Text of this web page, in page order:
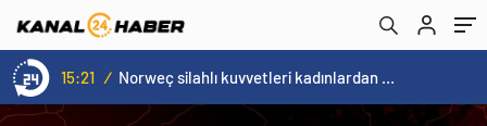
15:21 / Norweç silahlı kuvvetleri kadınlardan oluşan özel kuvvetler eğitimlerini başlattı.
üstesinden gelmek için fırsat olacak